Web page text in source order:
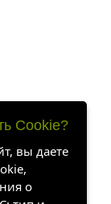
Cookie?
вы даете
о